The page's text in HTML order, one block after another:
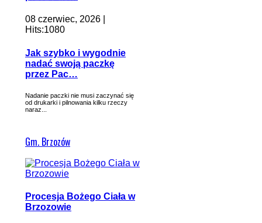
08 czerwiec, 2026 |
Hits:1080
Jak szybko i wygodnie
nadać swoją paczkę
przez Pac…
Nadanie paczki nie musi zaczynać się
od drukarki i pilnowania kilku rzeczy
naraz...
Gm. Brzozów
Procesja Bożego Ciała w
Brzozowie